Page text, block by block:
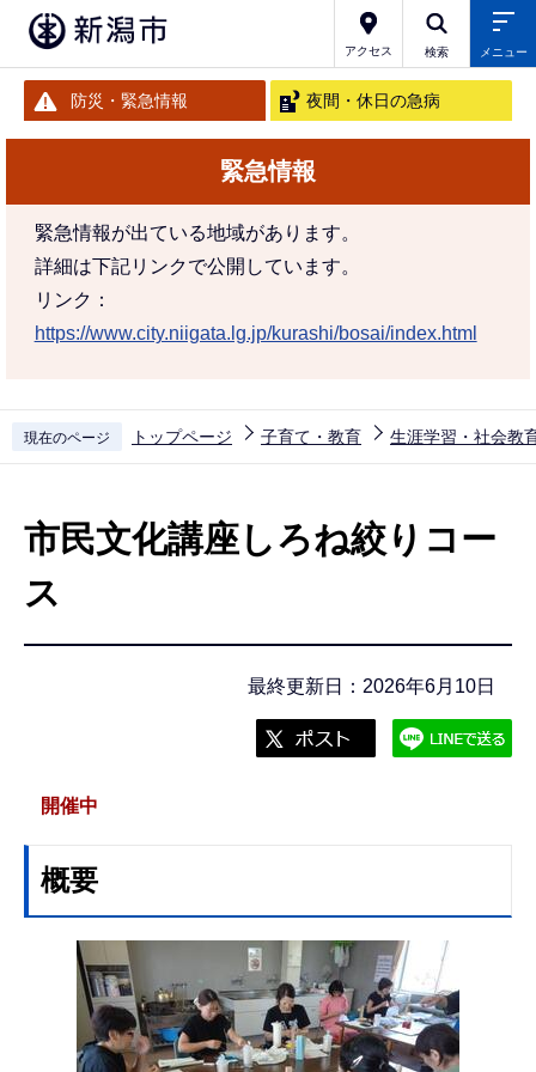
アクセス 検索 メニュー
防災・緊急情報 夜間・休日の急病
緊急情報
緊急情報が出ている地域があります。
詳細は下記リンクで公開しています。
リンク：
https://www.city.niigata.lg.jp/kurashi/bosai/index.html
現在のページ トップページ 子育て・教育 生涯学習・社会教
市民文化講座しろね絞りコー
ス
最終更新日：2026年6月10日
開催中
概要